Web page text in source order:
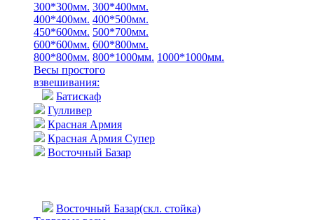
300*300мм. 300*400мм.
400*400мм. 400*500мм.
450*600мм. 500*700мм.
600*600мм. 600*800мм.
800*800мм. 800*1000мм. 1000*1000мм.
Весы простого
взвешивания:
Батискаф
Гулливер
Красная Армия
Красная Армия Супер
Восточный Базар
Восточный Базар(скл. стойка)